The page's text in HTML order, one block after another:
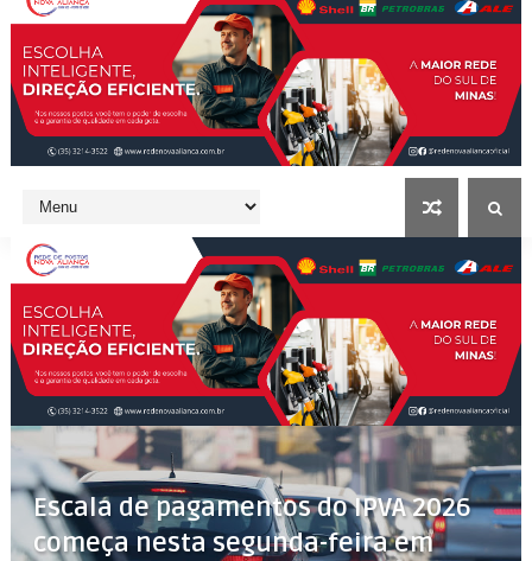
Escala de pagamentos do IPVA 2026
começa nesta segunda-feira em